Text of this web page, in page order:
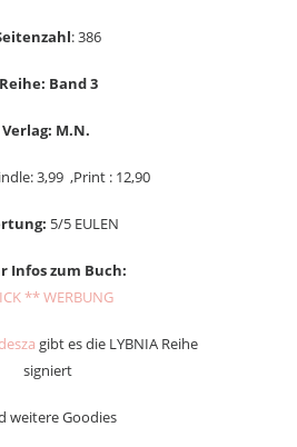
: 386
Reihe: Band 3
Verlag: M.N.
3,99 ,Print : 12,90
5/5 EULEN
Infos zum Buch:
** WERBUNG
gibt es die LYBNIA Reihe
signiert
weitere Goodies